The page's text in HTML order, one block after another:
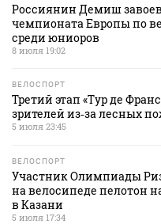
Россиянин Демиш
чемпионата Европы по
среди юниоров
8 июля 19:02
ВЕЛОСПОРТ
Третий этап «Тур де
зрителей из‑за лесных
5 июля 23:45
ВЕЛОСПОРТ
Участник Олимпиады
на велосипеде пелотон
в Казани
5 июля 17:34